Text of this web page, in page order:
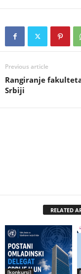
Previous article
Rangiranje
Srbiji
RELATED
[konkursi]